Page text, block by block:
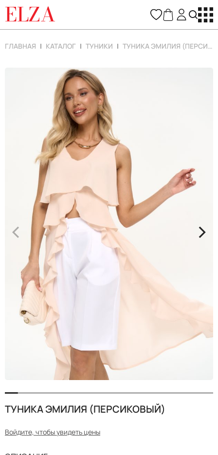
ELZA
ГЛАВНАЯ КАТАЛОГ ТУНИКИ ТУНИКА ЭМИЛИЯ (ПЕРСИКОВЫЙ)
< >
ТУНИКА ЭМИЛИЯ (ПЕРСИКОВЫЙ)
Войдите, чтобы увидеть цены